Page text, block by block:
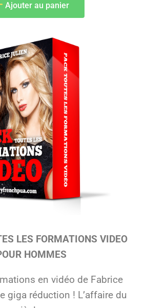
Ajouter au panier
LES FORMATIONS VIDEO
HOMMES
en vidéo de Fabrice
giga réduction ! L’affaire du